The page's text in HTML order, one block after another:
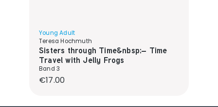
Young Adult
Teresa Hochmuth
Sisters through Time&nbsp;– Time
Travel with Jelly Frogs
Band 3
Regular price:
€17.00